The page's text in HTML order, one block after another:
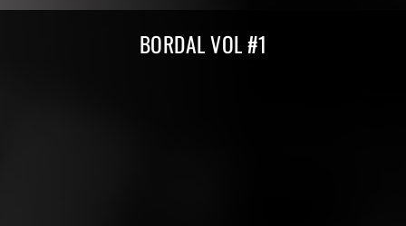
BORDAL VOL #1